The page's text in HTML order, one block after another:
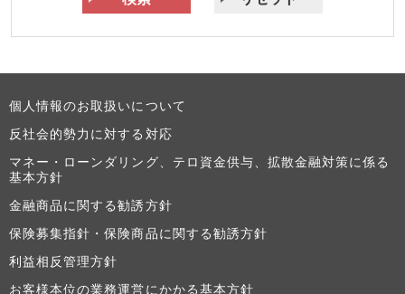
個人情報のお取扱いについて
反社会的勢力に対する対応
マネー・ローンダリング、テロ資金供与、拡散金融対策に係る
基本方針
金融商品に関する勧誘方針
保険募集指針・保険商品に関する勧誘方針
利益相反管理方針
お客様本位の業務運営にかかる基本方針